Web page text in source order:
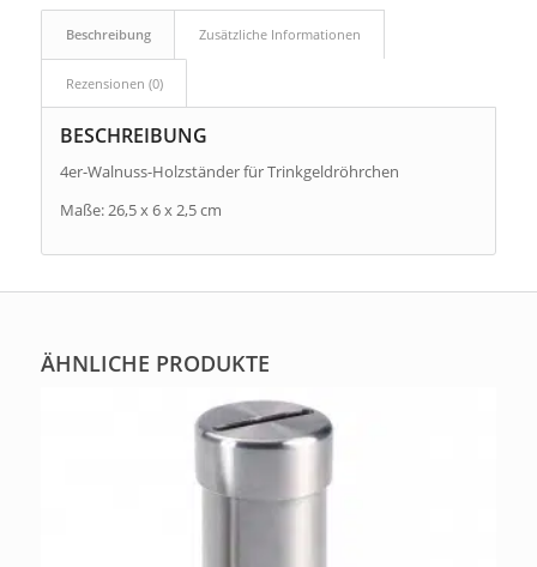
Beschreibung Zusätzliche Informationen
Rezensionen (0)
BESCHREIBUNG
4er-Walnuss-Holzständer für Trinkgeldröhrchen
Maße: 26,5 x 6 x 2,5 cm
ÄHNLICHE PRODUKTE